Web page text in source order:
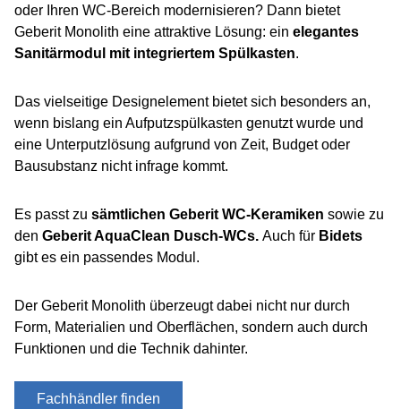
oder Ihren WC-Bereich modernisieren? Dann bietet
Geberit Monolith eine attraktive Lösung: ein elegantes
Sanitärmodul mit integriertem Spülkasten.
Das vielseitige Designelement bietet sich besonders an,
wenn bislang ein Aufputzspülkasten genutzt wurde und
eine Unterputzlösung aufgrund von Zeit, Budget oder
Bausubstanz nicht infrage kommt.
Es passt zu sämtlichen Geberit WC-Keramiken sowie zu
den Geberit AquaClean Dusch-WCs. Auch für Bidets
gibt es ein passendes Modul.
Der Geberit Monolith überzeugt dabei nicht nur durch
Form, Materialien und Oberflächen, sondern auch durch
Funktionen und die Technik dahinter.
Fachhändler finden